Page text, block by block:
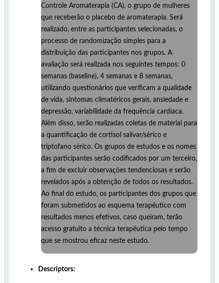
Controle Aromaterapia (CA), o grupo de mulheres
que receberão o placebo de aromaterapia. Será
realizado, entre as participantes selecionadas, o
processo de randomização simples para a
distribuição das participantes nos grupos. A
avaliação será realizada nos seguintes tempos: 0
semanas (baseline), 4 semanas e 8 semanas,
utilizando questionários que verificam a qualidade
de vida, sintomas climatéricos gerais, ansiedade e
depressão, variabilidade da frequência cardíaca.
Além disso, serão realizadas coletas de material para
a quantificação de cortisol salivar/sérico e
triptofano sérico. Os grupos de estudos e os nomes
das participantes serão codificados por um terceiro,
a fim de excluir observações tendenciosas e serão
revelados após a obtenção de todos os resultados.
Ao final do estudo, os participantes dos grupos que
foram submetidos ao esquema terapêutico com
resultados menos efetivos, caso queiram, terão
acesso gratuito a técnica terapêutica pelo tempo
que se mostrou eficaz neste estudo.
Descriptors: